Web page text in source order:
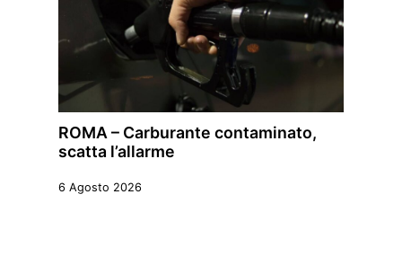
ROMA – Carburante contaminato,
scatta l’allarme
6 Agosto 2026